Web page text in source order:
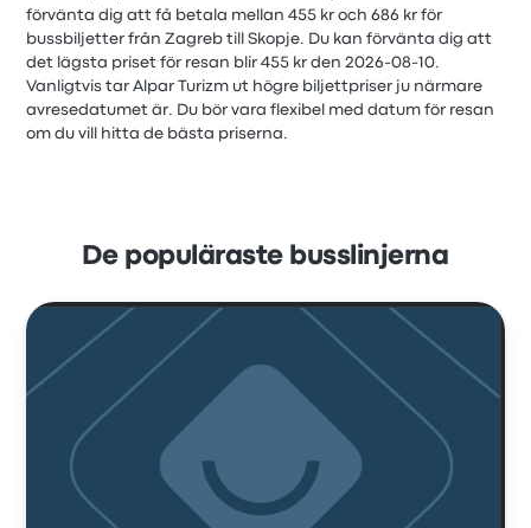
förvänta dig att få betala mellan 455 kr och 686 kr för
bussbiljetter från Zagreb till Skopje. Du kan förvänta dig att
det lägsta priset för resan blir 455 kr den 2026-08-10.
Vanligtvis tar Alpar Turizm ut högre biljettpriser ju närmare
avresedatumet är. Du bör vara flexibel med datum för resan
om du vill hitta de bästa priserna.
De populäraste busslinjerna